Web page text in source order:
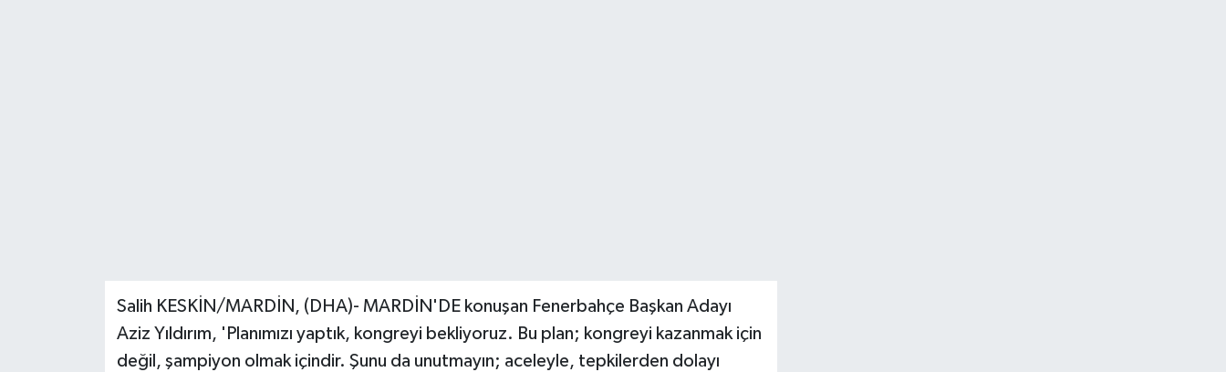
Salih KESKİN/MARDİN, (DHA)- MARDİN'DE konuşan Fenerbahçe Başkan Adayı
Aziz Yıldırım, 'Planımızı yaptık, kongreyi bekliyoruz. Bu plan; kongreyi kazanmak için
değil, şampiyon olmak içindir. Şunu da unutmayın; aceleyle, tepkilerden dolayı